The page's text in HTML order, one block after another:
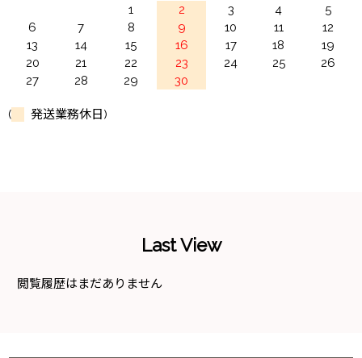
1
2 3 4
5
6
7 8 9 10 11
12
13
14 15 16 17 18
19
20
21 22 23 24 25
26
27
28 29 30
( 発送業務休日)
Last View
閲覧履歴はまだありません